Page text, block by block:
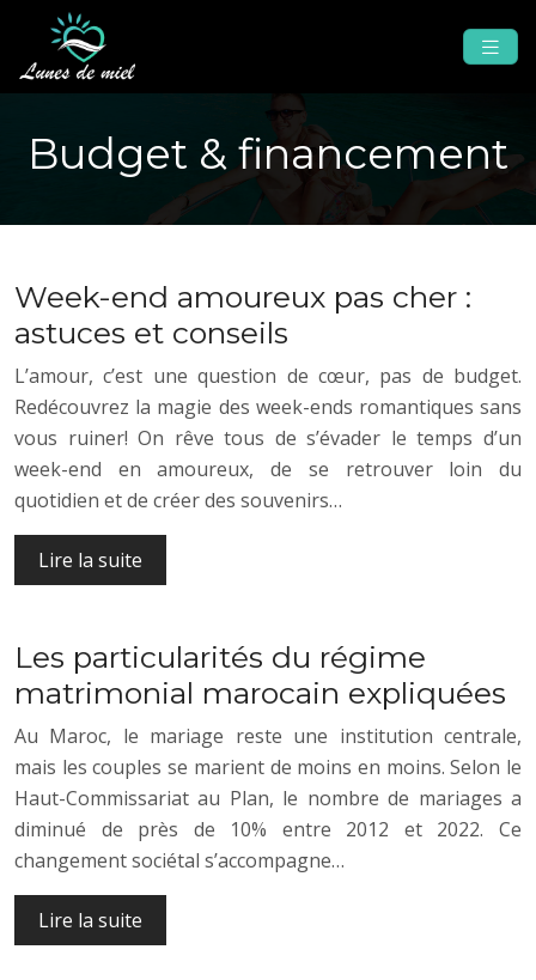
Budget & financement
Week-end amoureux pas cher :
astuces et conseils
L’amour, c’est une question de cœur, pas de budget.
Redécouvrez la magie des week-ends romantiques sans
vous ruiner! On rêve tous de s’évader le temps d’un
week-end en amoureux, de se retrouver loin du
quotidien et de créer des souvenirs…
Lire la suite
Les particularités du régime
matrimonial marocain expliquées
Au Maroc, le mariage reste une institution centrale,
mais les couples se marient de moins en moins. Selon le
Haut-Commissariat au Plan, le nombre de mariages a
diminué de près de 10% entre 2012 et 2022. Ce
changement sociétal s’accompagne…
Lire la suite